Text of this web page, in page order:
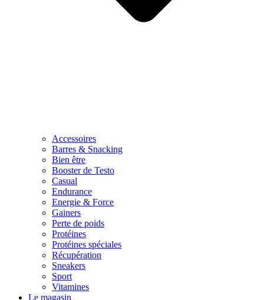
Accessoires
Barres & Snacking
Bien être
Booster de Testo
Casual
Endurance
Energie & Force
Gainers
Perte de poids
Protéines
Protéines spéciales
Récupération
Sneakers
Sport
Vitamines
Le magasin